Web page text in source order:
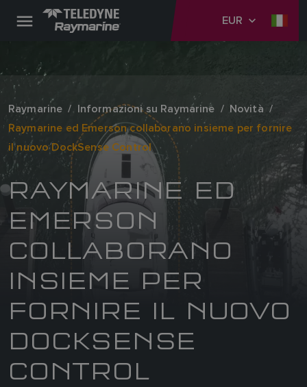
EUR
Raymarine Informazioni su Raymarine
Novità
Raymarine ed Emerson collaborano insieme per fornire
il nuovo DockSense Control
RAYMARINE ED
EMERSON
COLLABORANO
INSIEME PER
FORNIRE IL NUOVO
DOCKSENSE
CONTROL